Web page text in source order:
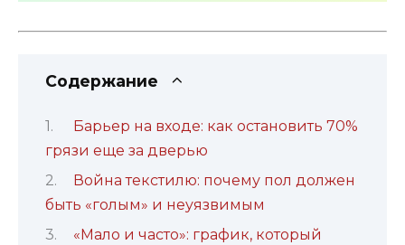
Содержание
Барьер на входе: как остановить 70%
грязи еще за дверью
Война текстилю: почему пол должен
быть «голым» и неуязвимым
«Мало и часто»: график, который